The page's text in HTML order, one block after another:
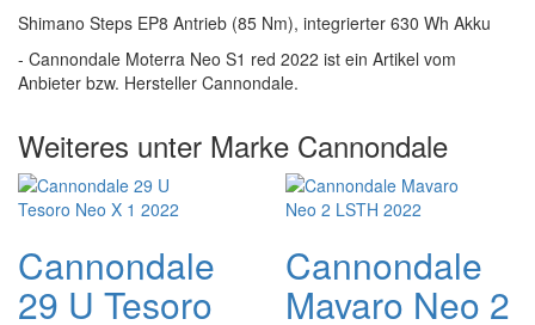
Shimano Steps EP8 Antrieb (85 Nm), integrierter 630 Wh Akku
- Cannondale Moterra Neo S1 red 2022 ist ein Artikel vom
Anbieter bzw. Hersteller Cannondale.
Weiteres unter Marke Cannondale
Cannondale
29 U Tesoro
Cannondale
Mavaro Neo 2